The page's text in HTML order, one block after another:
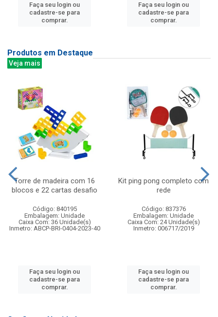
Faça seu login ou
cadastre-se para
comprar.
Faça seu login ou
cadastre-se para
comprar.
Produtos em Destaque
Veja mais
Torre de madeira com 16
blocos e 22 cartas desafio
Código: 840195
Embalagem: Unidade
Caixa Com: 36 Unidade(s)
Inmetro: ABCP-BRI-0404-2023-40
Faça seu login ou
cadastre-se para
comprar.
Kit ping pong completo com
rede
Código: 837376
Embalagem: Unidade
Caixa Com: 24 Unidade(s)
Inmetro: 006717/2019
Faça seu login ou
cadastre-se para
comprar.